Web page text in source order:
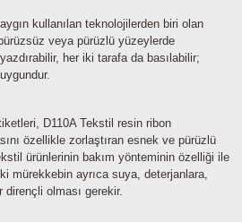
kullanılan teknolojilerden biri olan
veya pürüzlü yüzeylerde
her iki tarafa da basılabilir;
D110A Tekstil resin ribon
özellikle zorlaştıran esnek ve pürüzlü
ürünlerinin bakım yönteminin özelliği ile
mürekkebin ayrıca suya, deterjanlara,
dirençli olması gerekir.